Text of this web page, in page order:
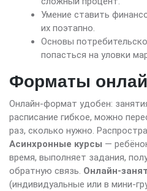
Умение ставить
их поэтапно.
Основы
попасться на уловки
Форматы
Онлайн-формат удобен:
расписание гибкое, можно
раз, сколько нужно.
Асинхронные курсы —
время, выполняет задания,
обратную связь. Онлайн-
(индивидуальные или в мини-